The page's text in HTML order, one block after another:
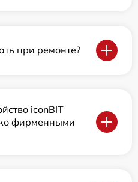
при ремонте?
iconBIT
фирменными